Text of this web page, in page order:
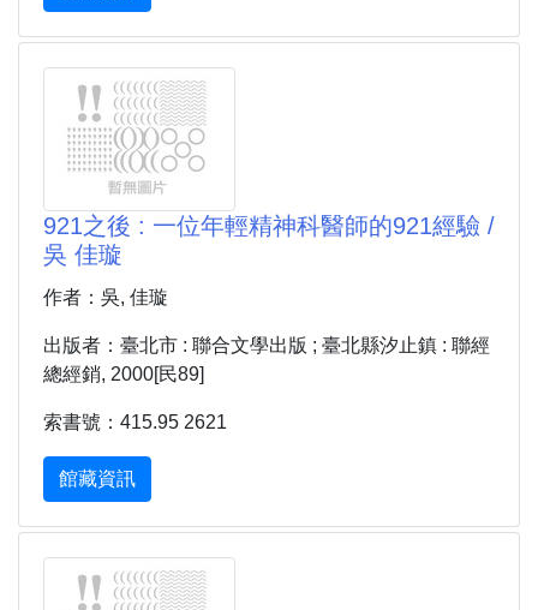
921之後 : 一位年輕精神科醫師的921經驗 /
吳 佳璇
作者：吳, 佳璇
出版者：臺北市 : 聯合文學出版 ; 臺北縣汐止鎮 : 聯經
總經銷, 2000[民89]
索書號：415.95 2621
館藏資訊